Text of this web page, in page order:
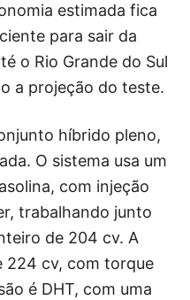
estimada fica
para sair da
o Rio Grande do Sul
a projeção do teste.
híbrido pleno,
O sistema usa um
com injeção
trabalhando junto
de 204 cv. A
224 cv, com torque
é DHT, com uma